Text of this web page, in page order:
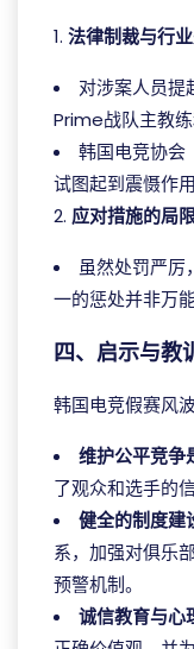
1. 法律制裁与行
对涉案人员提
Prime战队主教练
韩国电竞协会
试图起到震慑作用
2. 应对措施的局
虽然处罚严厉
一的惩处并非万能
四、启示与教
韩国电竞假赛风
维护公平竞争
了观众和选手的
健全的制度建
系，加强对俱乐
预警机制。
诚信教育与心